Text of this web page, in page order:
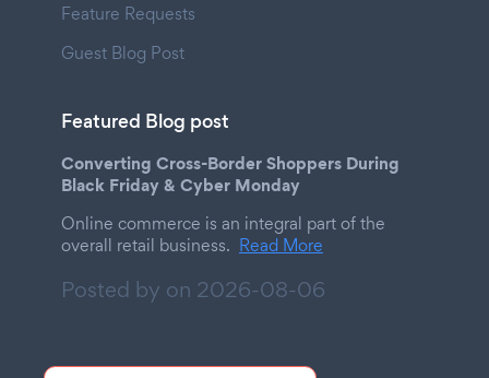
Feature Requests
Guest Blog Post
Featured Blog post
Converting Cross-Border Shoppers During
Black Friday & Cyber Monday
Online commerce is an integral part of the
overall retail business. Read More
Posted by on 2026-08-06